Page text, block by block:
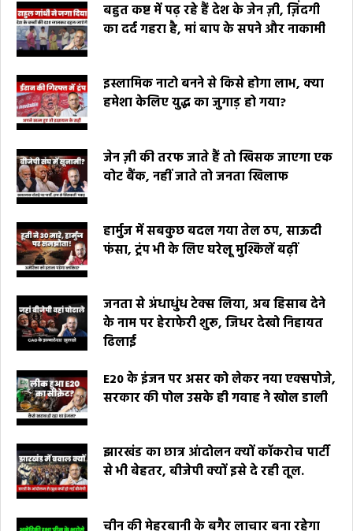
बहुत कष्ट में पढ़ रहे हैं देश के जेन ज़ी, ज़िंदगी
का दर्द गहरा है, मां बाप के सपने और नाकामी
इस्लामिक नाटो बनने से किसे होगा लाभ, क्या
हमेशा केलिए युद्ध का जुगाड़ हो गया?
जेन ज़ी की तरफ जाते हैं तो खिसक जाएगा एक
वोट बैंक, नहीं जाते तो जनता खिलाफ
हार्मुज में सबकुछ बदल गया तेल ठप, साऊदी
फंसा, ट्रंप भी के लिए घरेलू मुश्किलें बढ़ीं
जनता से अंधाधुंध टेक्स लिया, अब हिसाब देने
के नाम पर हेराफेरी शुरू, जिधर देखो निहायत
ढिलाई
E20 के इंजन पर असर को लेकर नया एक्सपोजे,
सरकार की पोल उसके ही गवाह ने खोल डाली
झारखंड का छात्र आंदोलन क्यों कॉकरोच पार्टी
से भी बेहतर, बीजेपी क्यों इसे दे रही तूल.
चीन की मेहरबानी के बगैर लाचार बना रहेगा